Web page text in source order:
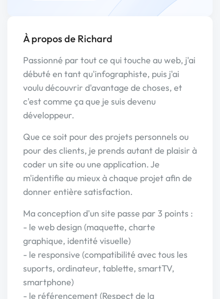
À propos de Richard
Passionné par tout ce qui touche au web, j'ai
débuté en tant qu'infographiste, puis j'ai
voulu découvrir d'avantage de choses, et
c'est comme ça que je suis devenu
développeur.
Que ce soit pour des projets personnels ou
pour des clients, je prends autant de plaisir à
coder un site ou une application. Je
m'identifie au mieux à chaque projet afin de
donner entière satisfaction.
Ma conception d'un site passe par 3 points :
- le web design (maquette, charte
graphique, identité visuelle)
- le responsive (compatibilité avec tous les
suports, ordinateur, tablette, smartTV,
smartphone)
- le référencement (Respect de la